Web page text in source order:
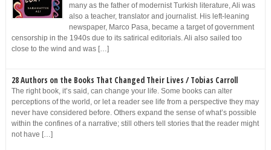
many as the father of modernist Turkish literature, Ali was
also a teacher, translator and journalist. His left-leaning
newspaper, Marco Pasa, became a target of government
censorship in the 1940s due to its satirical editorials. Ali also sailed too
close to the wind and was […]
28 Authors on the Books That Changed Their Lives / Tobias Carroll
The right book, it’s said, can change your life. Some books can alter
perceptions of the world, or let a reader see life from a perspective they may
never have considered before. Others expand the sense of what’s possible
within the confines of a narrative; still others tell stories that the reader might
not have […]